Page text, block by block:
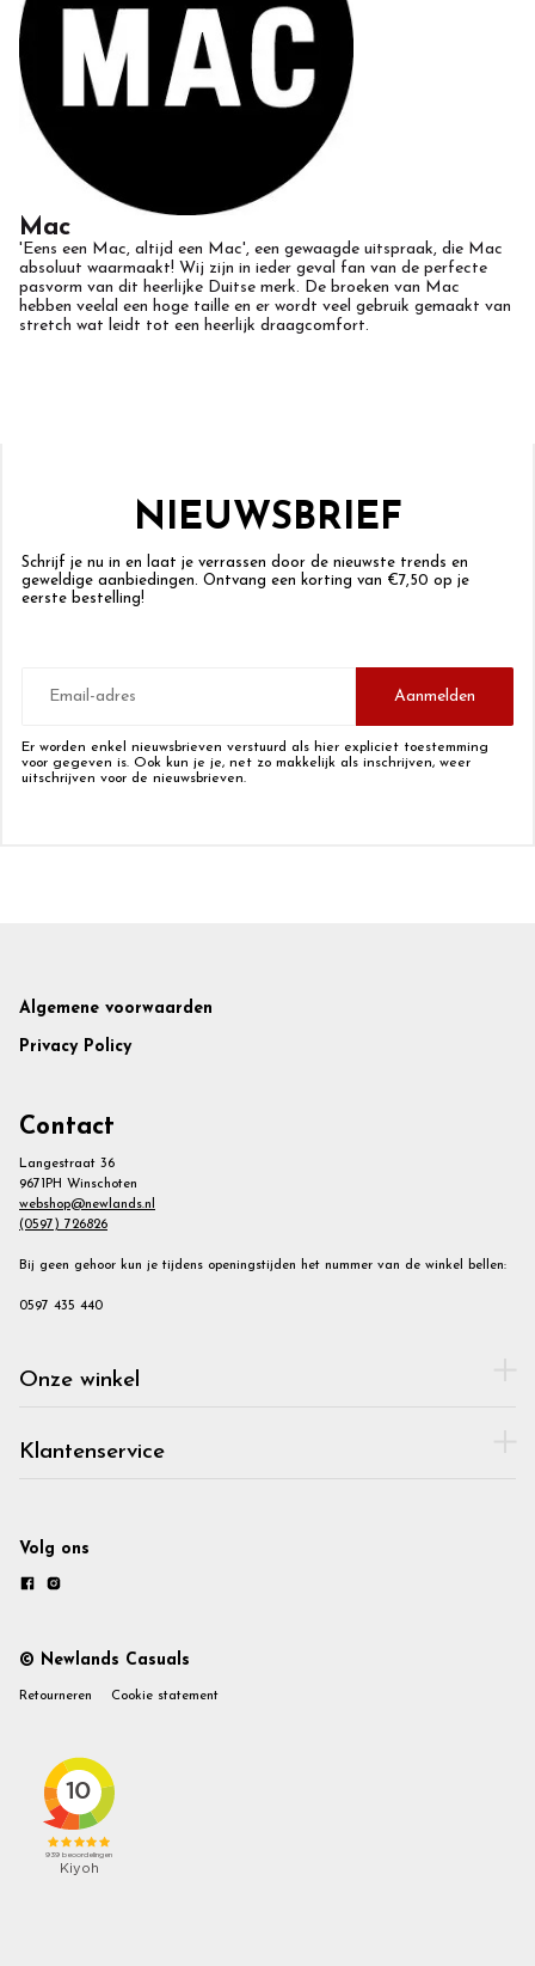
Mac
'Eens een Mac, altijd een Mac', een gewaagde uitspraak, die Mac
absoluut waarmaakt! Wij zijn in ieder geval fan van de perfecte
pasvorm van dit heerlijke Duitse merk. De broeken van Mac
hebben veelal een hoge taille en er wordt veel gebruik gemaakt van
stretch wat leidt tot een heerlijk draagcomfort.
NIEUWSBRIEF
Schrijf je nu in en laat je verrassen door de nieuwste trends en
geweldige aanbiedingen. Ontvang een korting van €7,50 op je
eerste bestelling!
mailadres
Aanmelden
Er worden enkel nieuwsbrieven verstuurd als hier expliciet toestemming
voor gegeven is. Ook kun je je, net zo makkelijk als inschrijven, weer
uitschrijven voor de nieuwsbrieven.
Footer
Algemene voorwaarden
Privacy Policy
Contact
Langestraat 36
9671PH Winschoten
webshop@newlands.nl
(0597) 726826
Bij geen gehoor kun je tijdens openingstijden het nummer van de winkel bellen:
0597 435 440
Onze winkel
Klantenservice
Volg ons
© Newlands Casuals
Retourneren Cookie statement